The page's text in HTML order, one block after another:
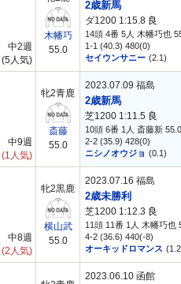
中2週
(5人気)
木幡巧
55.0
2歳新馬
ダ1200 1:15.8 良
14頭 4番 5人 木幡巧也
1-1 (40.3) 480(0)
セイウンサニー (2.1)
中9週
(1人気)
牝2青鹿
斎藤
55.0
2023.07.09 福島
2歳新馬
芝1200 1:11.5 良
10頭 6番 1人 斎藤新 55.0
2-2 (35.9) 428(0)
ニシノオウジョ (0.1)
中8週
(2人気)
牝2黒鹿
横山武
55.0
2023.07.16 福島
2歳未勝利
芝1200 1:12.3 良
11頭 11番 1人 木幡巧也
4-2 (36.6) 440(-8)
オーキッドロマンス
2023.06.10 函館